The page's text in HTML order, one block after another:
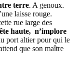
terre. A genoux.
laisse rouge.
rue large des
haute, n’implore
port altier pour qui le
que son maître